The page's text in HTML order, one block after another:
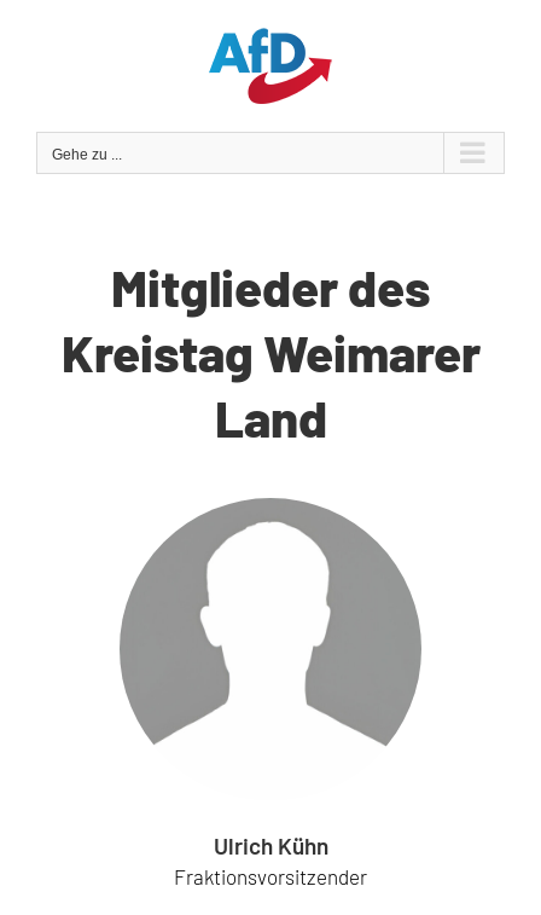
Gehe zu ...
Mitglieder des
Kreistag Weimarer
Land
Ulrich Kühn
Fraktionsvorsitzender